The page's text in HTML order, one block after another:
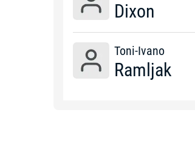
Dixon
Toni-Ivano
Ramljak